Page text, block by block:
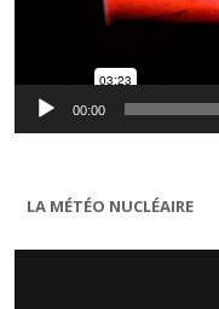
00:00
LA MÉTÉO NUCLÉAIRE
Lecteur